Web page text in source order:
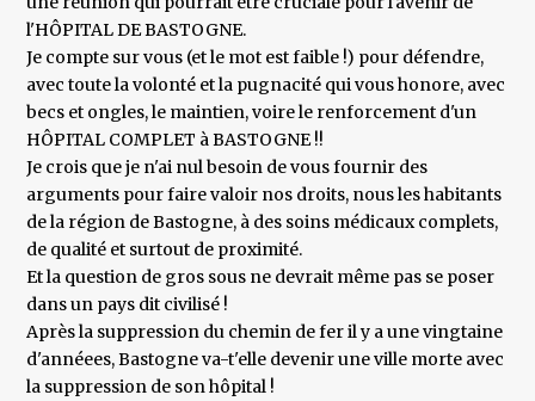
l'HÔPITAL DE BASTOGNE.
Je compte sur vous (et le mot est faible !) pour défendre,
avec toute la volonté et la pugnacité qui vous honore, avec
becs et ongles, le maintien, voire le renforcement d'un
HÔPITAL COMPLET à BASTOGNE !!
Je crois que je n'ai nul besoin de vous fournir des
arguments pour faire valoir nos droits, nous les habitants
de la région de Bastogne, à des soins médicaux complets,
de qualité et surtout de proximité.
Et la question de gros sous ne devrait même pas se poser
dans un pays dit civilisé !
Après la suppression du chemin de fer il y a une vingtaine
d'annéees, Bastogne va-t'elle devenir une ville morte avec
la suppression de son hôpital !